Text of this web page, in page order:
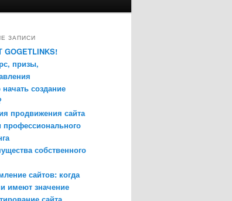
ЗАПИСИ
GOGETLINKS!
призы,
начать создание
продвижения сайта
профессионального
собственного
сайтов: когда
имеют значение